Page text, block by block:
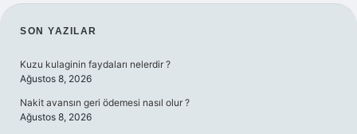
SIDEBAR
SON YAZILAR
Kuzu kulaginin faydaları nelerdir ?
Ağustos 8, 2026
Nakit avansın geri ödemesi nasıl olur ?
Ağustos 8, 2026